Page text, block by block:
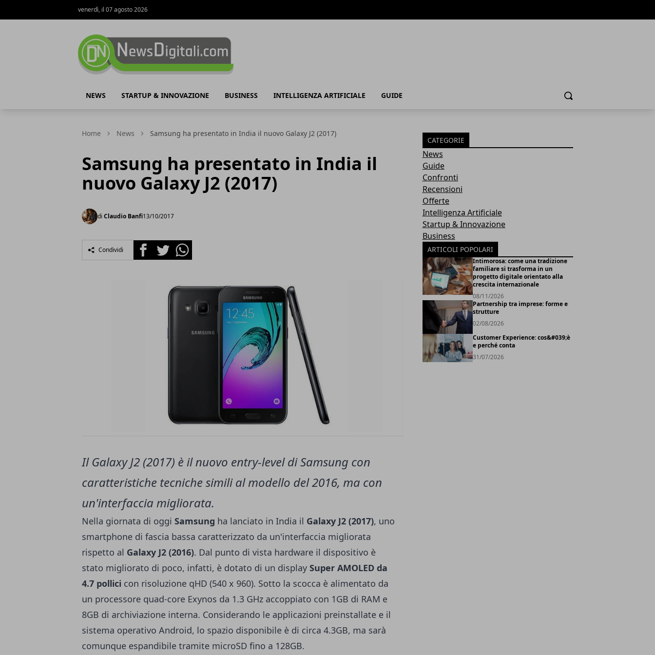
venerdì, il 07 agosto 2026
NEWS STARTUP & INNOVAZIONE BUSINESS INTELLIGENZA ARTIFICIALE GUIDE Cerca
Home News Samsung ha presentato in India il nuovo Galaxy J2 (2017)
Samsung ha presentato in India il
nuovo Galaxy J2 (2017)
di Claudio Banfi13/10/2017
Condividi FacebookTwitterWhatsapp
Il Galaxy J2 (2017) è il nuovo entry-level di Samsung con
caratteristiche tecniche simili al modello del 2016, ma con
un'interfaccia migliorata.
Nella giornata di oggi Samsung ha lanciato in India il Galaxy J2 (2017), uno
smartphone di fascia bassa caratterizzato da un'interfaccia migliorata
rispetto al Galaxy J2 (2016). Dal punto di vista hardware il dispositivo è
stato migliorato di poco, infatti, è dotato di un display Super AMOLED da
4.7 pollici con risoluzione qHD (540 x 960). Sotto la scocca è alimentato da
un processore quad-core Exynos da 1.3 GHz accoppiato con 1GB di RAM e
8GB di archiviazione interna. Considerando le applicazioni preinstallate e il
sistema operativo Android, lo spazio disponibile è di circa 4.3GB, ma sarà
comunque espandibile tramite microSD fino a 128GB.
CATEGORIE
News
Guide
Confronti
Recensioni
Offerte
Intelligenza Artificiale
Startup & Innovazione
Business
ARTICOLI POPOLARI
Intimorosa: come una tradizione
familiare si trasforma in un
progetto digitale orientato alla
crescita internazionale
08/11/2026
Partnership tra imprese: forme e
strutture
02/08/2026
Customer Experience: cos&#039;è
e perché conta
31/07/2026